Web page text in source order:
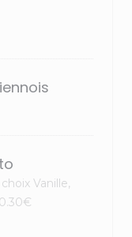
Vanille,